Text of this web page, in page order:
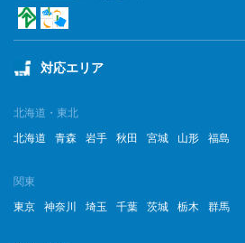
対応エリア
北海道・東北
北海道
青森 岩手 秋田 宮城 山形 福島
関東
東京
神奈川 埼玉 千葉 茨城 栃木 群馬